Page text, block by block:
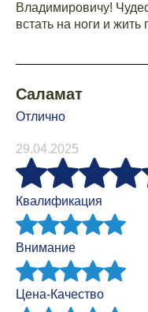
Владимировичу!
встать на ноги и
Саламат
Отлично
29.04.2025
Квалификация
Внимание
Цена-Качество